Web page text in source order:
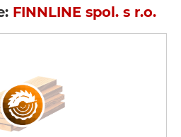
FINNLINE spol. s r.o.